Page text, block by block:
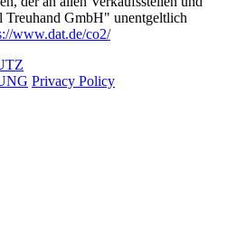
GmbH" unentgeltlich
www.dat.de/co2/
Privacy Policy